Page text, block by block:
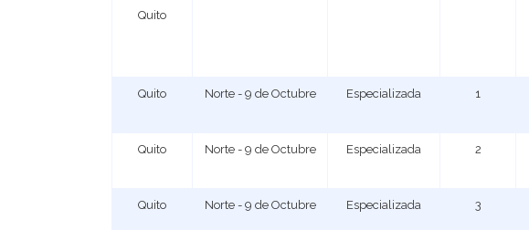
Quito
Quito Norte - 9 de Octubre Especializada 1
Quito Norte - 9 de Octubre Especializada 2
Quito Norte - 9 de Octubre Especializada 3